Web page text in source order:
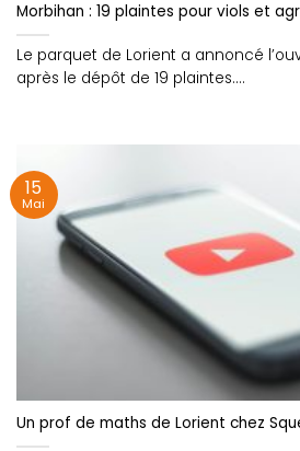
Morbihan : 19 plaintes pour viols et
Le parquet de Lorient a annoncé
après le dépôt de 19 plaintes....
Un prof de maths de Lorient chez
15
Mai